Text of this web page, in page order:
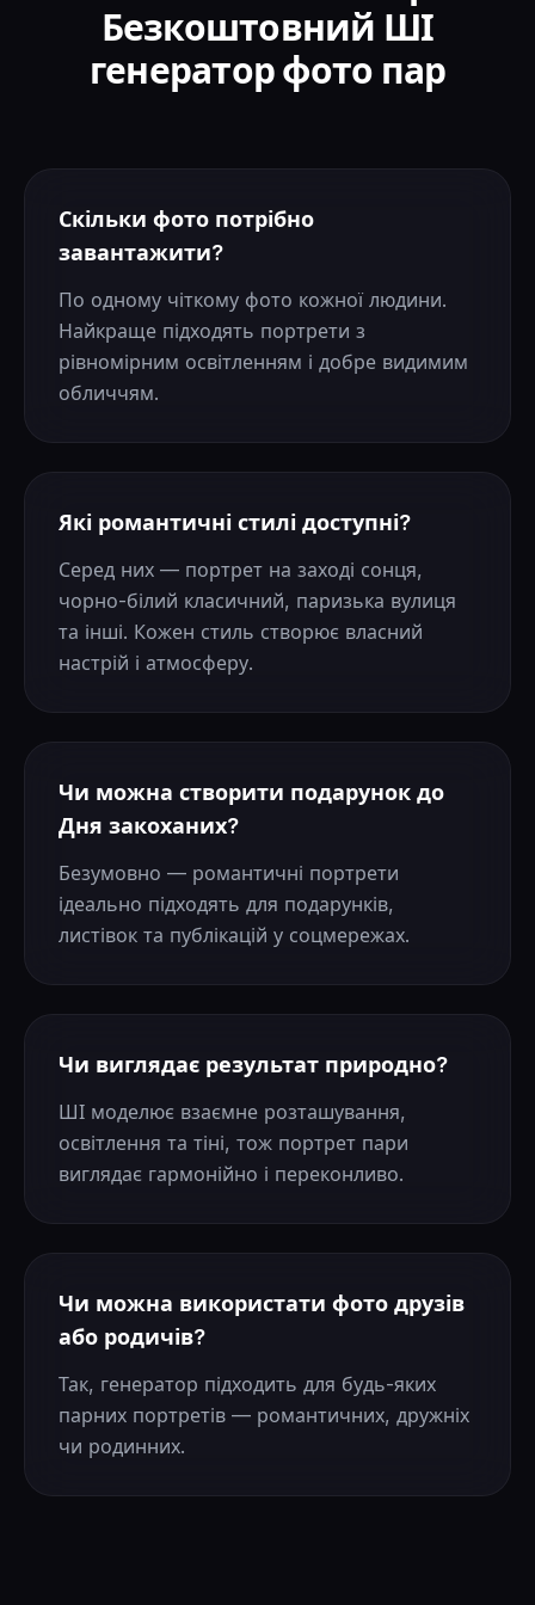
Безкоштовний ШІ
генератор фото пар
Скільки фото потрібно
завантажити?
По одному чіткому фото кожної людини.
Найкраще підходять портрети з
рівномірним освітленням і добре видимим
обличчям.
Які романтичні стилі доступні?
Серед них — портрет на заході сонця,
чорно-білий класичний, паризька вулиця
та інші. Кожен стиль створює власний
настрій і атмосферу.
Чи можна створити подарунок до
Дня закоханих?
Безумовно — романтичні портрети
ідеально підходять для подарунків,
листівок та публікацій у соцмережах.
Чи виглядає результат природно?
ШІ моделює взаємне розташування,
освітлення та тіні, тож портрет пари
виглядає гармонійно і переконливо.
Чи можна використати фото друзів
або родичів?
Так, генератор підходить для будь-яких
парних портретів — романтичних, дружніх
чи родинних.